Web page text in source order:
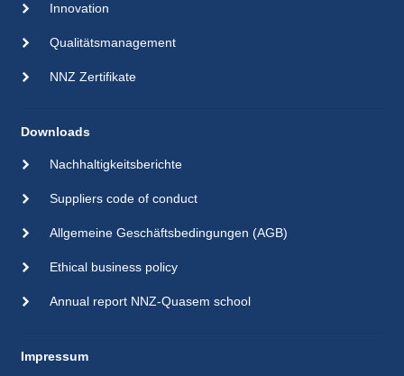
Innovation
Qualitätsmanagement
NNZ Zertifikate
Downloads
Nachhaltigkeitsberichte
Suppliers code of conduct
Allgemeine Geschäftsbedingungen (AGB)
Ethical business policy
Annual report NNZ-Quasem school
Impressum